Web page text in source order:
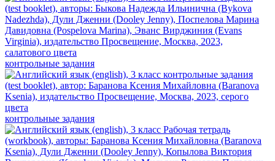
контрольные задания
контрольные задания